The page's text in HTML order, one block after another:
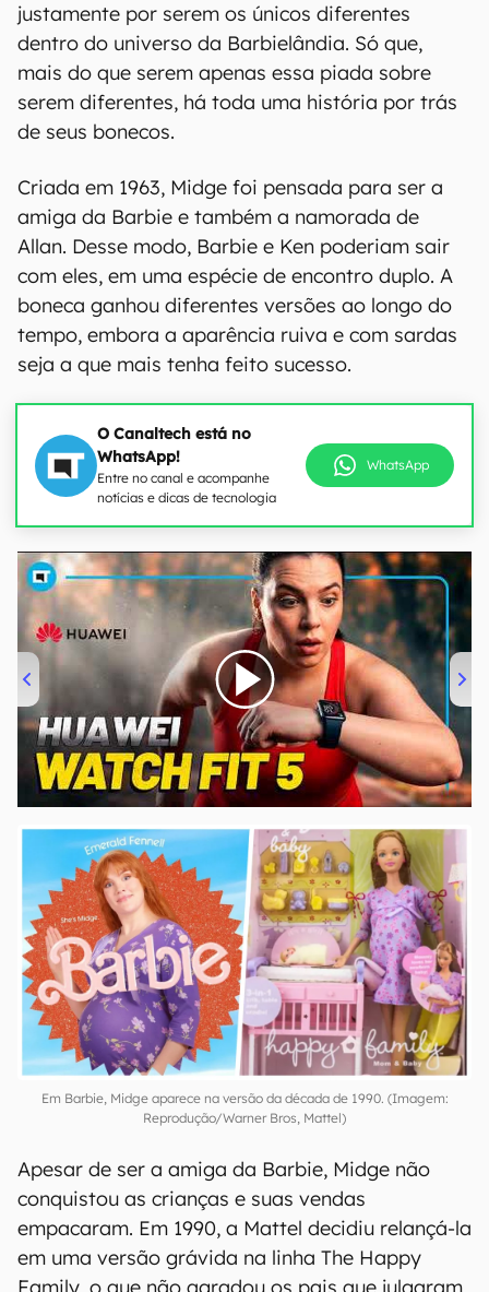
justamente por serem os únicos diferentes
dentro do universo da Barbielândia. Só que,
mais do que serem apenas essa piada sobre
serem diferentes, há toda uma história por trás
de seus bonecos.
Criada em 1963, Midge foi pensada para ser a
amiga da Barbie e também a namorada de
Allan. Desse modo, Barbie e Ken poderiam sair
com eles, em uma espécie de encontro duplo. A
boneca ganhou diferentes versões ao longo do
tempo, embora a aparência ruiva e com sardas
seja a que mais tenha feito sucesso.
O Canaltech está no
WhatsApp!
Entre no canal e acompanhe
notícias e dicas de tecnologia
WhatsApp
00:00/04:51
Em Barbie, Midge aparece na versão da década de 1990. (Imagem:
Reprodução/Warner Bros, Mattel)
Apesar de ser a amiga da Barbie, Midge não
conquistou as crianças e suas vendas
empacaram. Em 1990, a Mattel decidiu relançá-la
em uma versão grávida na linha The Happy